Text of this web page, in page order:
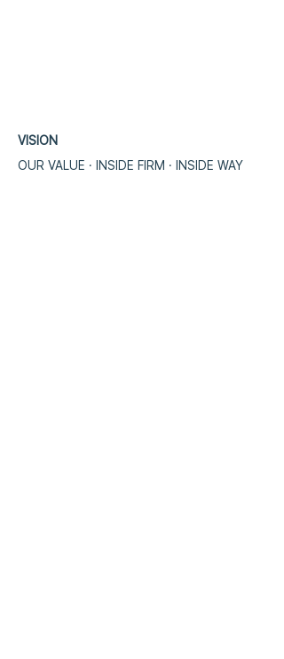
VISION
OUR VALUE · INSIDE FIRM · INSIDE WA​Y